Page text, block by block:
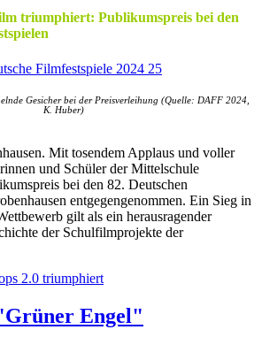
triumphiert: Publikumspreis bei den
Gesicher bei der Preisverleihung (Quelle: DAFF 2024,
K. Huber)
Mit tosendem Applaus und voller
und Schüler der Mittelschule
bei den 82. Deutschen
entgegengenommen. Ein Sieg in
gilt als ein herausragender
der Schulfilmprojekte der
2.0 triumphiert
Engel"